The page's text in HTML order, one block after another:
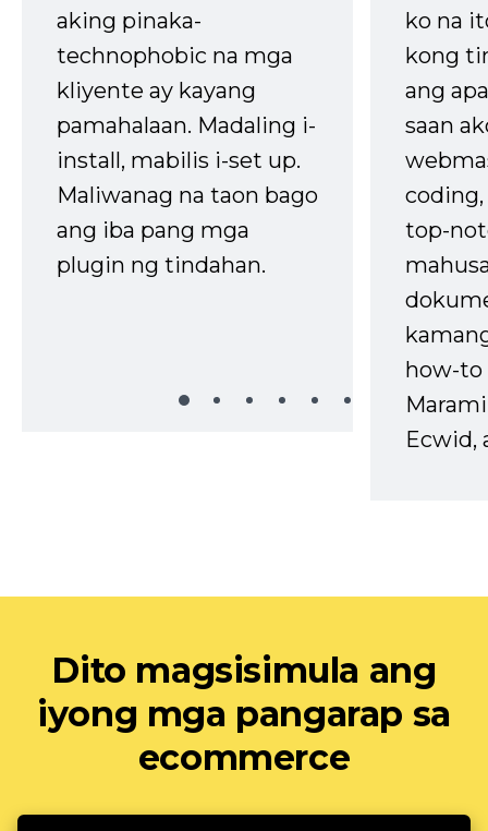
aking pinaka-
technophobic na mga
kliyente ay kayang
pamahalaan. Madaling i-
install, mabilis i-set up.
Maliwanag na taon bago
ang iba pang mga
plugin ng tindahan.
ko na
kong
ang
saan
top-
how-to
Ecwid,
Dito magsisimula ang
iyong mga pangarap sa
ecommerce